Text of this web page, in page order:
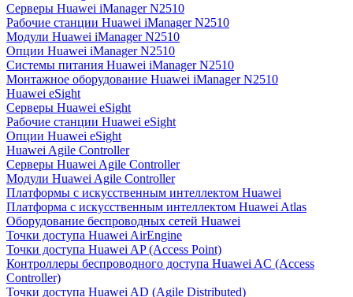
Серверы Huawei iManager N2510
Рабочие станции Huawei iManager N2510
Модули Huawei iManager N2510
Опции Huawei iManager N2510
Системы питания Huawei iManager N2510
Монтажное оборудование Huawei iManager N2510
Huawei eSight
Серверы Huawei eSight
Рабочие станции Huawei eSight
Опции Huawei eSight
Huawei Agile Controller
Серверы Huawei Agile Controller
Модули Huawei Agile Controller
Платформы с искусственным интеллектом Huawei
Платформа с искусственным интеллектом Huawei Atlas
Оборудование беспроводных сетей Huawei
Точки доступа Huawei AirEngine
Точки доступа Huawei AP (Access Point)
Контроллеры беспроводного доступа Huawei AC (Access
Controller)
Точки доступа Huawei AD (Agile Distributed)